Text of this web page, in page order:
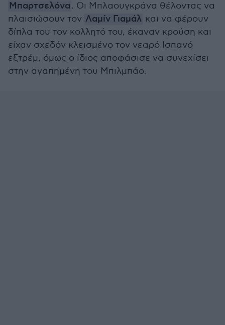
Μπαρτσελόνα. Οι Μπλαουγκράνα θέλοντας να
πλαισιώσουν τον Λαμίν Γιαμάλ και να φέρουν
δίπλα του τον κολλητό του, έκαναν κρούση και
είχαν σχεδόν κλεισμένο τον νεαρό Ισπανό
εξτρέμ, όμως ο ίδιος αποφάσισε να συνεχίσει
στην αγαπημένη του Μπιλμπάο.